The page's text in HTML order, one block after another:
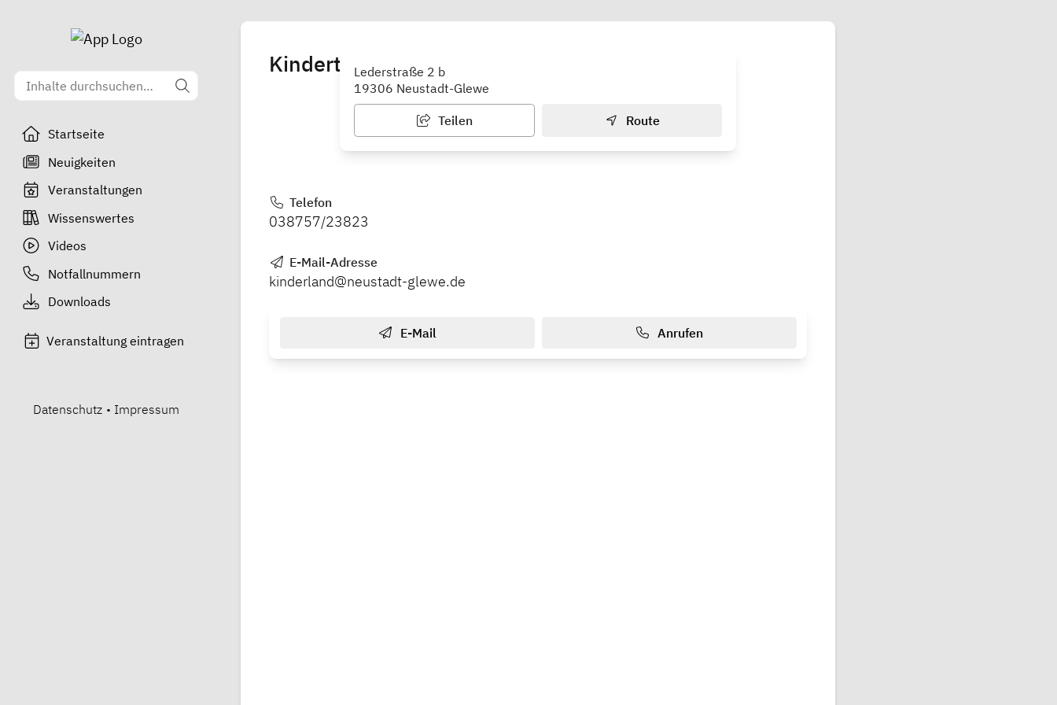
Startseite
Neuigkeiten
Veranstaltungen
Wissenswertes
Videos
Notfallnummern
Downloads
Veranstaltung eintragen
Datenschutz • Impressum
Kindertagesstätte "Kinderland"
Lederstraße 2 b
19306 Neustadt-Glewe
Teilen Route
Telefon
038757/23823
E-Mail-Adresse
kinderland@neustadt-glewe.de
E-Mail Anrufen